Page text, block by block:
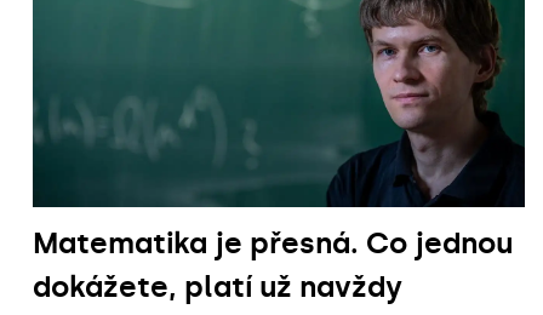
Matematika je přesná. Co jednou
dokážete, platí už navždy